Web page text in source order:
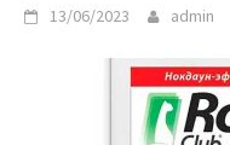
13/06/2023 admin